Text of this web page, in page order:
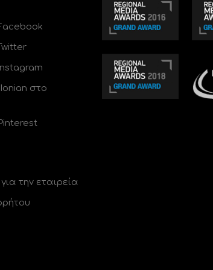
στο
την εταιρεία